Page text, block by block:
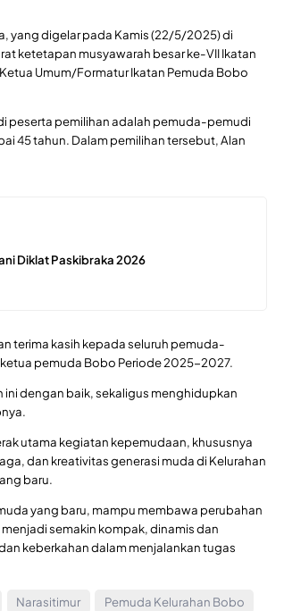
yang digelar pada Kamis (22/5/2025) di
ketetapan musyawarah besar ke-VII Ikatan
Umum/Formatur Ikatan Pemuda Bobo
peserta pemilihan adalah pemuda-pemudi
45 tahun. Dalam pemilihan tersebut, Alan
Diklat Paskibraka 2026
terima kasih kepada seluruh pemuda-
pemuda Bobo Periode 2025-2027.
ini dengan baik, sekaligus menghidupkan
utama kegiatan kepemudaan, khususnya
dan kreativitas generasi muda di Kelurahan
baru.
yang baru, mampu membawa perubahan
semakin kompak, dinamis dan
keberkahan dalam menjalankan tugas
Narasitimur
Pemuda Kelurahan Bobo